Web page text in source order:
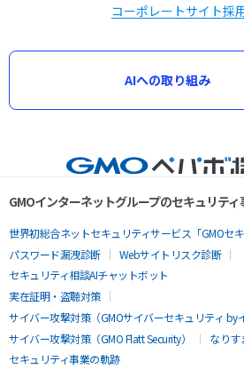
コーポレートサイト採
AIへの取り組み
GMOインターネットグループのセキュリテ
世界初総合ネットセキュリティサービス「GMOセキ
パスワード漏洩診断
Webサイトリスク診断
セキュリティ相談AIチャットボット
実在証明・盗聴対策
サイバー攻撃対策（GMOサイバーセキュリティ by
サイバー攻撃対策（GMO Flatt Security）
なりす
セキュリティ事業の軌跡